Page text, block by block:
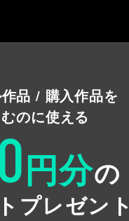
品 / 購入作品を
のに使える
円分の
プレゼント